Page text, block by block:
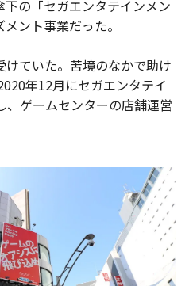
の「セガエンタテインメン
ント事業だった。
ていた。苦境のなかで助け
年12月にセガエンタテイ
、ゲームセンターの店舗運営